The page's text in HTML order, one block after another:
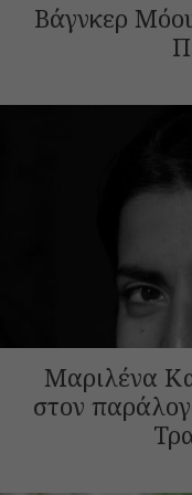
Βάγνκερ
Μαριλένα
στον